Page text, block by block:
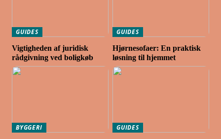
GUIDES
Vigtigheden af juridisk
rådgivning ved boligkøb
GUIDES
Hjørnesofaer: En praktisk
løsning til hjemmet
BYGGERI
GUIDES